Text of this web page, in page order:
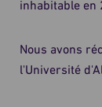
inhabitable en
Nous avons
l'Université